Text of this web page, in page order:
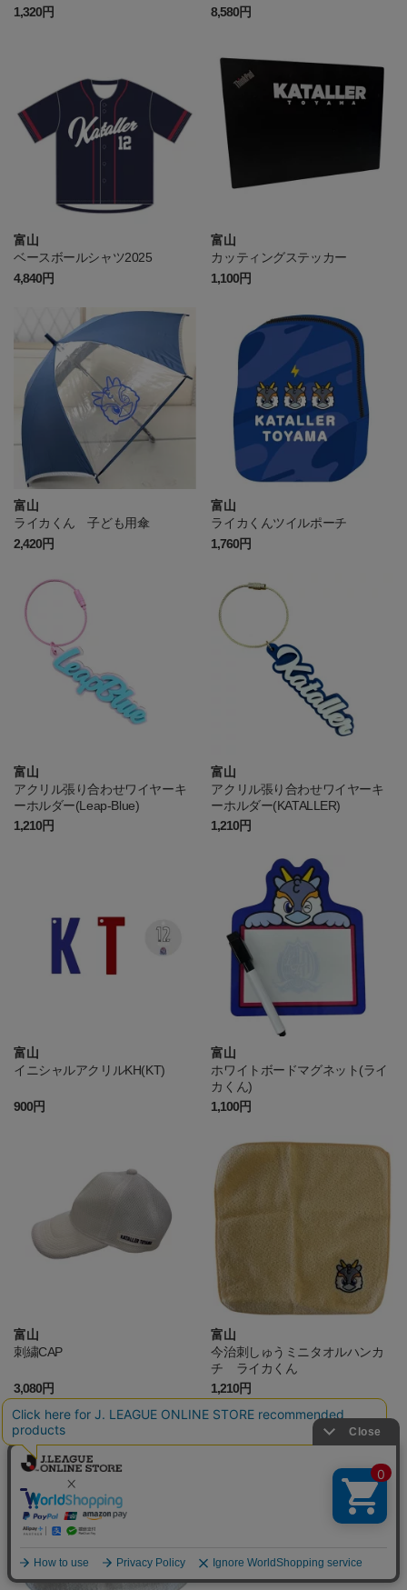
1,320円
8,580円
富山
ベースボールシャツ2025
4,840円
富山
カッティングステッカー
1,100円
富山
ライカくん 子ども用傘
2,420円
富山
ライカくんツイルポーチ
1,760円
富山
アクリル張り合わせワイヤーキ
ーホルダー(Leap-Blue)
1,210円
富山
アクリル張り合わせワイヤーキ
ーホルダー(KATALLER)
1,210円
富山
イニシャルアクリルKH(KT)
900円
富山
ホワイトボードマグネット(ライ
カくん)
1,100円
富山
刺繍CAP
3,080円
富山
今治刺しゅうミニタオルハンカ
チ ライカくん
1,210円